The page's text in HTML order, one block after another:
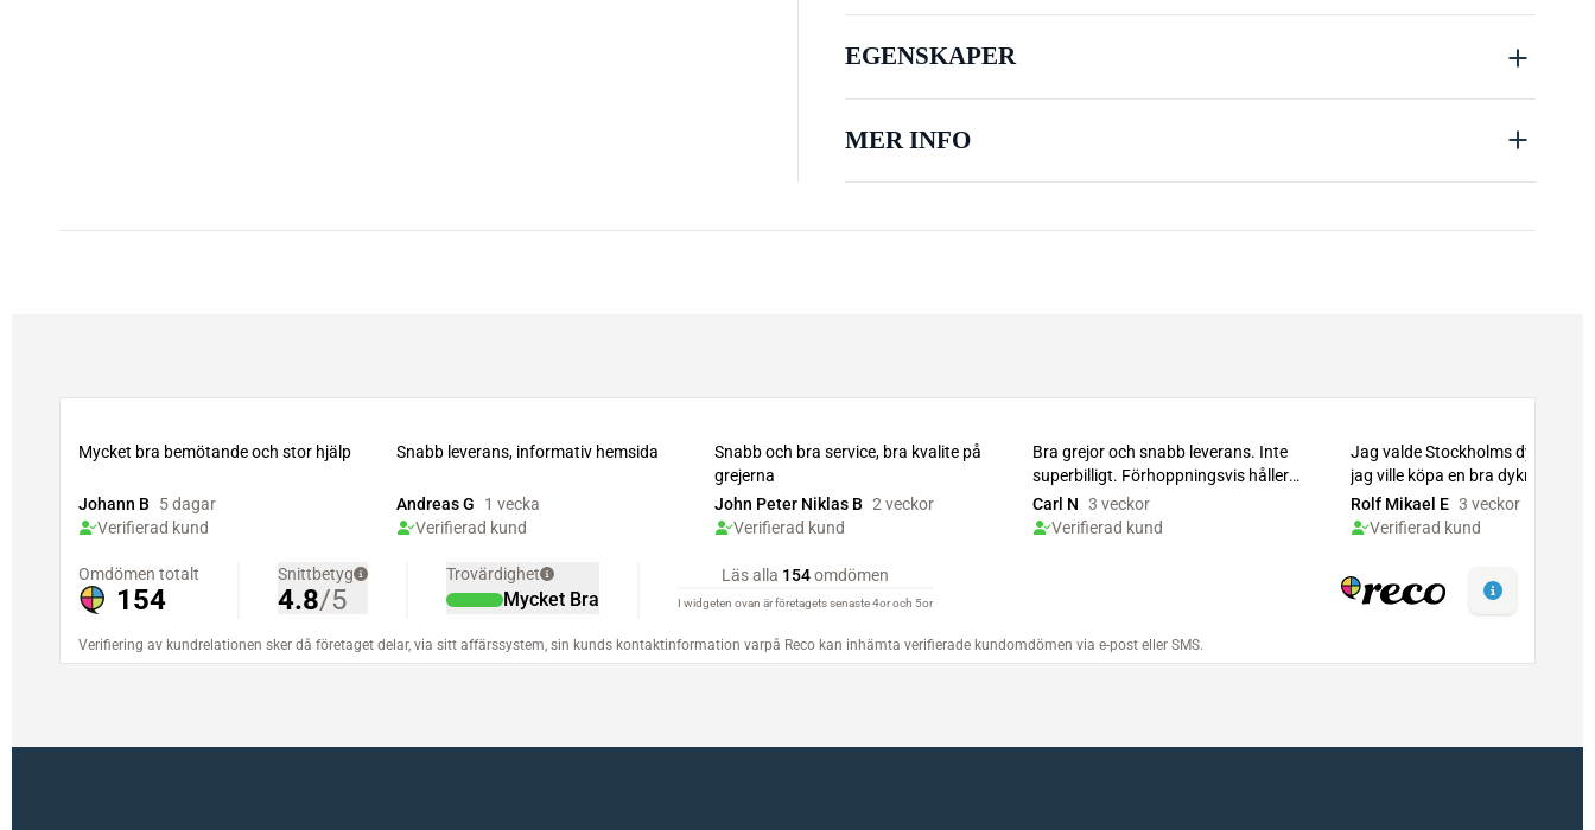
EGENSKAPER
MER INFO